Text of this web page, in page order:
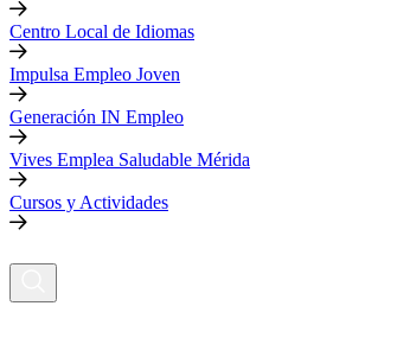
Centro Local de Idiomas
Impulsa Empleo Joven
Generación IN Empleo
Vives Emplea Saludable Mérida
Cursos y Actividades